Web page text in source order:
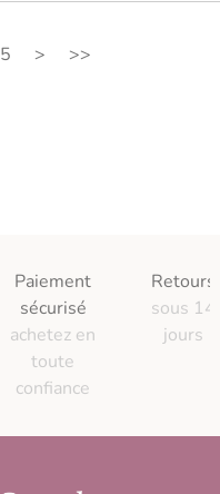
5 > >>
Paiement
sécurisé
achetez en
toute
confiance
Retours
sous 14
jours